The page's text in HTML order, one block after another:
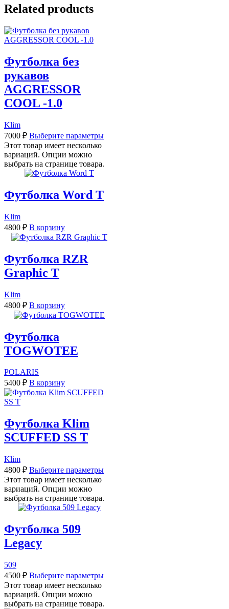
Related products
Футболка без
рукавов
AGGRESSOR
COOL -1.0
Klim
7000 ₽ Выберите параметры
Этот товар имеет несколько
вариаций. Опции можно
выбрать на странице товара.
Футболка Word T
Klim
4800 ₽ В корзину
Футболка RZR
Graphic T
Klim
4800 ₽ В корзину
Футболка
TOGWOTEE
POLARIS
5400 ₽ В корзину
Футболка Klim
SCUFFED SS T
Klim
4800 ₽ Выберите параметры
Этот товар имеет несколько
вариаций. Опции можно
выбрать на странице товара.
Футболка 509
Legacy
509
4500 ₽ Выберите параметры
Этот товар имеет несколько
вариаций. Опции можно
выбрать на странице товара.